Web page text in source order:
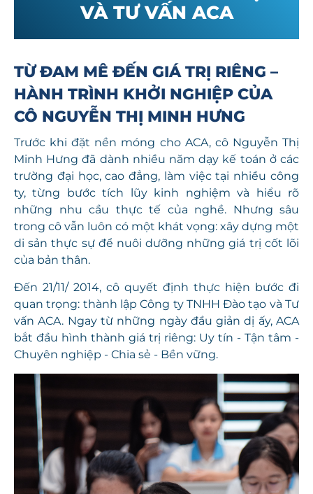
VÀ TƯ VẤN ACA
TỪ ĐAM MÊ ĐẾN GIÁ TRỊ RIÊNG –
HÀNH TRÌNH KHỞI NGHIỆP CỦA
CÔ NGUYỄN THỊ MINH HƯNG
Trước khi đặt nền móng cho ACA, cô Nguyễn Thị
Minh Hưng đã dành nhiều năm dạy kế toán ở các
trường đại học, cao đẳng, làm việc tại nhiều công
ty, từng bước tích lũy kinh nghiệm và hiểu rõ
những nhu cầu thực tế của nghề. Nhưng sâu
trong cô vẫn luôn có một khát vọng: xây dựng một
di sản thực sự để nuôi dưỡng những giá trị cốt lõi
của bản thân.
Đến 21/11/ 2014, cô quyết định thực hiện bước đi
quan trọng: thành lập Công ty TNHHĐào tạo và Tư
vấn ACA. Ngay từ những ngày đầu giản dị ấy, ACA
bắt đầu hình thành giá trị riêng: Uy tín - Tận tâm -
Chuyên nghiệp - Chia sẻ - Bền vững.